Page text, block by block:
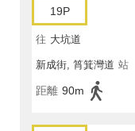
19P
往 大坑道
新成街, 筲箕灣道 站
距離 90m